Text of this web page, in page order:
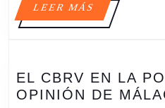
LEER MÁSLEER
MÁS
EL CBRV EN LA
OPINIÓN DE